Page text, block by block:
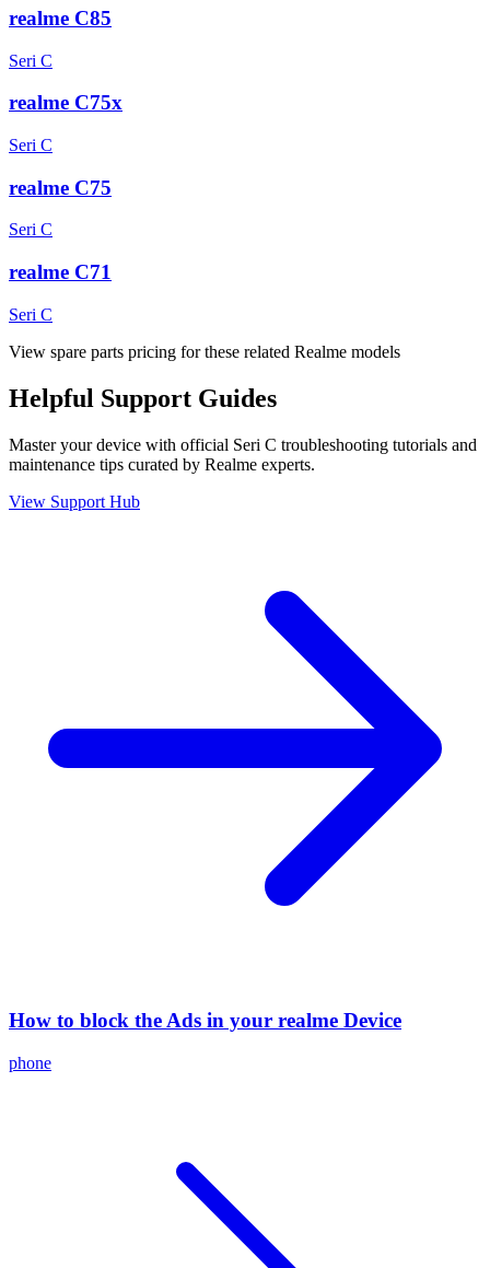
realme C85
Seri C
realme C75x
Seri C
realme C75
Seri C
realme C71
Seri C
View spare parts pricing for these related Realme models
Helpful Support Guides
Master your device with official Seri C troubleshooting tutorials and
maintenance tips curated by Realme experts.
View Support Hub
How to block the Ads in your realme Device
phone